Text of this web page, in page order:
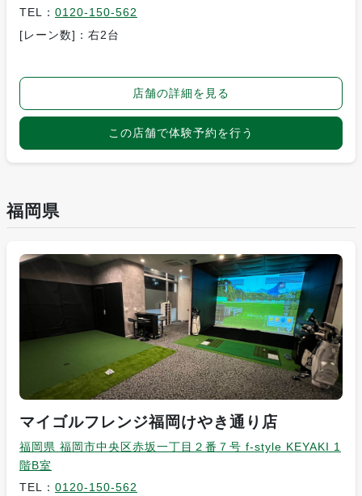
TEL： 0120-150-562
[レーン数]：右2台
店舗の詳細を見る
この店舗で体験予約を行う
福岡県
マイゴルフレンジ福岡けやき通り店
福岡県 福岡市中央区赤坂一丁目２番７号 f-style KEYAKI 1
階B室
TEL： 0120-150-562